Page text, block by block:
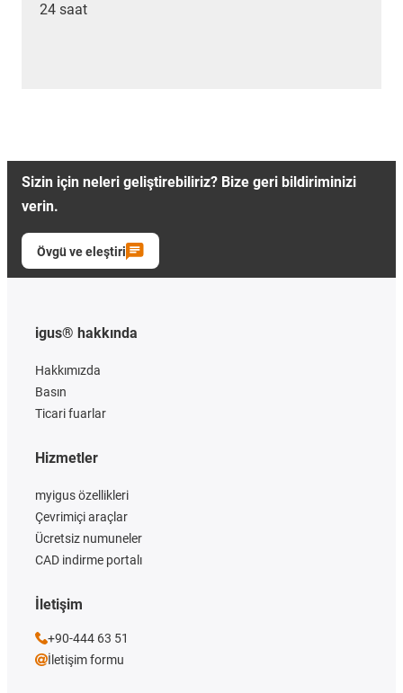
24 saat
Sizin için neleri geliştirebiliriz? Bize geri bildiriminizi
verin.
Övgü ve eleştiri
igus® hakkında
Hakkımızda
Basın
Ticari fuarlar
Hizmetler
myigus özellikleri
Çevrimiçi araçlar
Ücretsiz numuneler
CAD indirme portalı
İletişim
+90-444 63 51
İletişim formu